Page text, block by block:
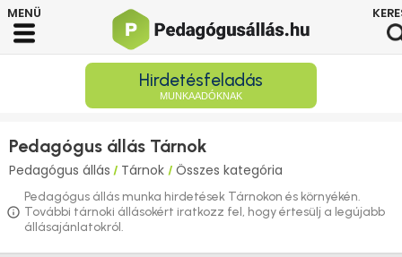
Hirdetésfeladás
MUNKAADÓKNAK
Pedagógus állás Tárnok
Pedagógus állás / Tárnok / Összes kategória
Pedagógus állás munka hirdetések Tárnokon és környékén.
További tárnoki állásokért iratkozz fel, hogy értesülj a legújabb
állásajánlatokról.